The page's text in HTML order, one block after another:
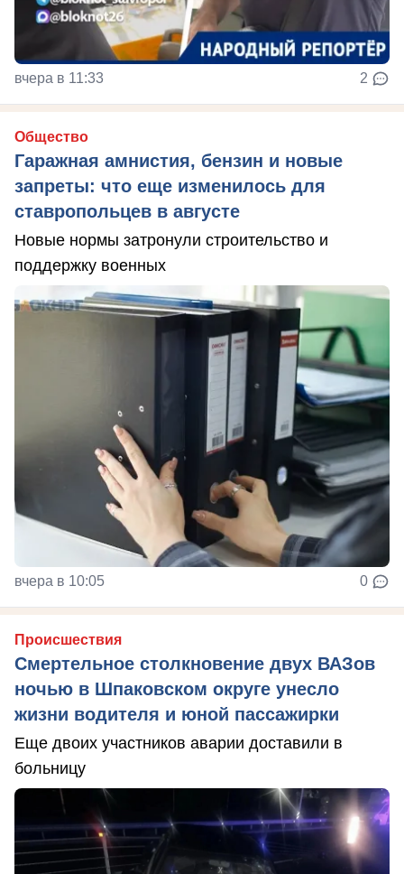
вчера в 11:33 2
Общество
Гаражная амнистия, бензин и новые
запреты: что еще изменилось для
ставропольцев в августе
Новые нормы затронули строительство и
поддержку военных
вчера в 10:05 0
Происшествия
Смертельное столкновение двух ВАЗов
ночью в Шпаковском округе унесло
жизни водителя и юной пассажирки
Еще двоих участников аварии доставили в
больницу